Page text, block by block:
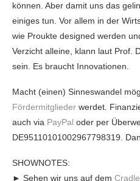
können. Aber damit uns das
einiges tun. Vor allem in der
wie Proukte designed werden
Verzicht alleine, klann laut Prof.
sein. Es braucht Innovationen.
Macht (einen) Sinneswandel
Fördermitglieder werdet.
auch via PayPal oder per
DE95110101002967798319.
SHOWNOTES:
► Sehen wir uns auf dem